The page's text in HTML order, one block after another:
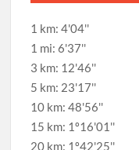
1 km: 4'04''
1 mi: 6'37''
3 km: 12'46''
5 km: 23'17''
10 km: 48'56''
15 km: 1º16'01''
20 km: 1º42'25''